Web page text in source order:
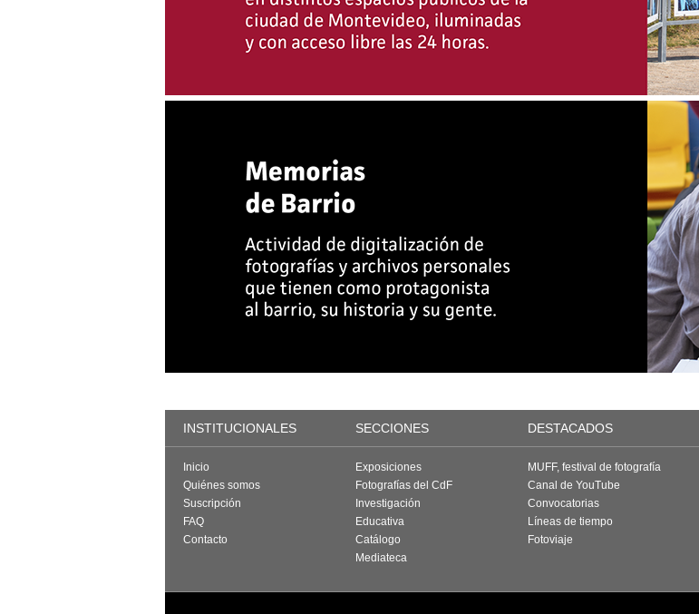
INSTITUCIONALES SECCIONES DESTACADOS
Inicio
Quiénes somos
Suscripción
FAQ
Contacto
Exposiciones
Fotografías del CdF
Investigación
Educativa
Catálogo
Mediateca
MUFF, festival de fotografía
Canal de YouTube
Convocatorias
Líneas de tiempo
Fotoviaje